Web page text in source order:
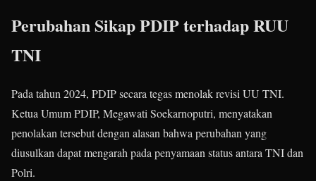
Perubahan Sikap PDIP terhadap RUU
TNI
Pada tahun 2024, PDIP secara tegas menolak revisi UU TNI.
Ketua Umum PDIP, Megawati Soekarnoputri, menyatakan
penolakan tersebut dengan alasan bahwa perubahan yang
diusulkan dapat mengarah pada penyamaan status antara TNI dan
Polri.